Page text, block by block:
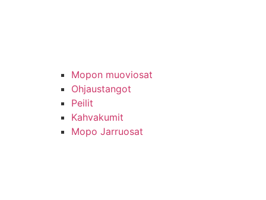
Mopon muoviosat
Ohjaustangot
Peilit
Kahvakumit
Mopo Jarruosat